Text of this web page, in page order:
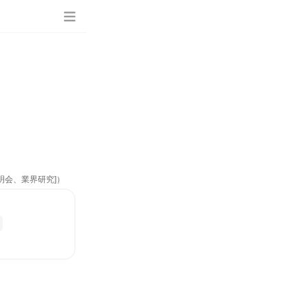
、業界研究]）